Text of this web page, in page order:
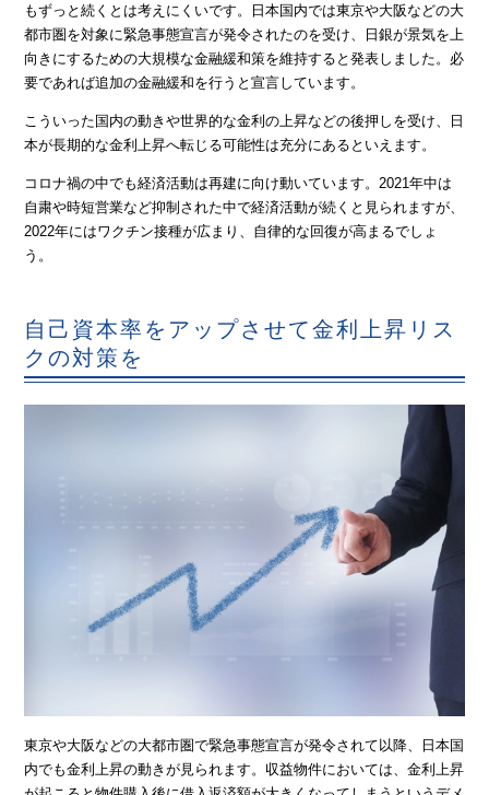
もずっと続くとは考えにくいです。日本国内では東京や大阪などの大
都市圏を対象に緊急事態宣言が発令されたのを受け、日銀が景気を上
向きにするための大規模な金融緩和策を維持すると発表しました。必
要であれば追加の金融緩和を行うと宣言しています。
こういった国内の動きや世界的な金利の上昇などの後押しを受け、日
本が長期的な金利上昇へ転じる可能性は充分にあるといえます。
コロナ禍の中でも経済活動は再建に向け動いています。2021年中は
自粛や時短営業など抑制された中で経済活動が続くと見られますが、
2022年にはワクチン接種が広まり、自律的な回復が高まるでしょ
う。
自己資本率をアップさせて金利上昇リス
クの対策を
東京や大阪などの大都市圏で緊急事態宣言が発令されて以降、日本国
内でも金利上昇の動きが見られます。収益物件においては、金利上昇